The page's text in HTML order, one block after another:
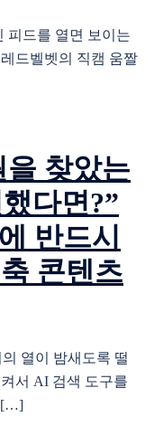
피드를 열면 보이는
드벨벳의 직캠 움짤
찾았는
다면?”
반드시
콘텐츠
열이 밤새도록 떨
서 AI 검색 도구를
[…]